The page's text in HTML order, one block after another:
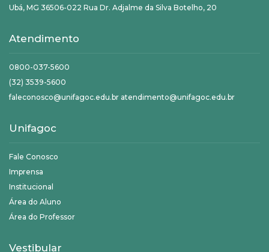
Ubá, MG 36506-022 Rua Dr. Adjalme da Silva Botelho, 20
Atendimento
0800-037-5600
(32) 3539-5600
faleconosco@unifagoc.edu.br atendimento@unifagoc.edu.br
Unifagoc
Fale Conosco
Imprensa
Institucional
Área do Aluno
Área do Professor
Vestibular